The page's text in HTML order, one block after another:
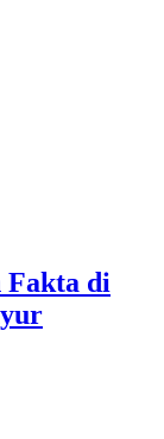
Fakta di